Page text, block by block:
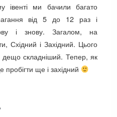
івенті ми бачили багато
від 5 до 12 раз і
і знову. Загалом, на
Східний і Західний. Цього
дещо складніший. Тепер, як
пробігти ще і західний